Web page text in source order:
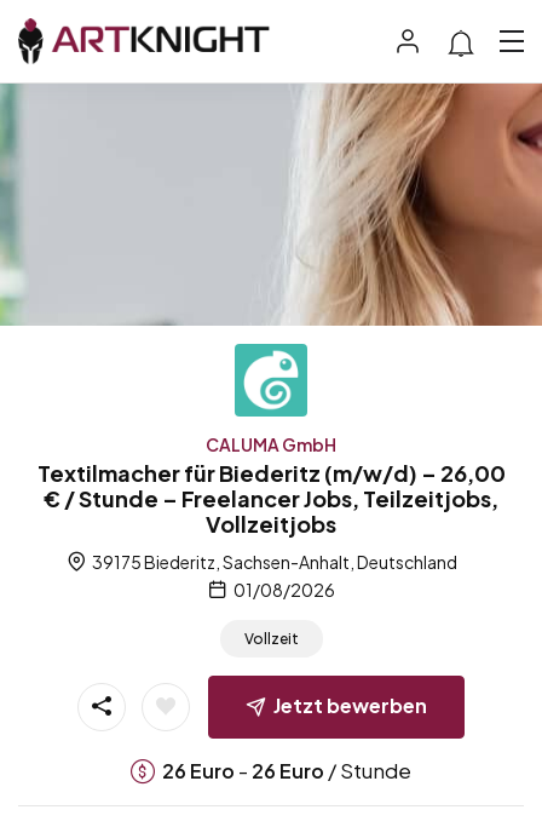
CALUMA GmbH
Textilmacher für Biederitz (m/w/d) – 26,00
€ / Stunde – Freelancer Jobs, Teilzeitjobs,
Vollzeitjobs
39175 Biederitz, Sachsen-Anhalt, Deutschland
01/08/2026
Vollzeit
Jetzt bewerben
26 Euro - 26 Euro / Stunde